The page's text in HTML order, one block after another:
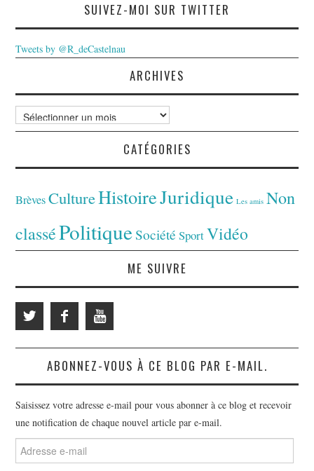
SUIVEZ-MOI SUR TWITTER
Tweets by @R_deCastelnau
ARCHIVES
Archives
CATÉGORIES
Brèves CultureHistoireJuridique Les amis Non
classéPolitiqueSociété SportVidéo
ME SUIVRE
ABONNEZ-VOUS À CE BLOG PAR E-MAIL.
Saisissez votre adresse e-mail pour vous abonner à ce blog et recevoir
une notification de chaque nouvel article par e-mail.
Adresse
e-